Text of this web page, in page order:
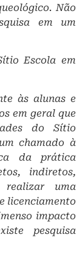
Não
em um
Escola em
às alunas e
em geral que
do Sítio
chamado à
da prática
indiretos,
realizar uma
licenciamento
impacto
pesquisa